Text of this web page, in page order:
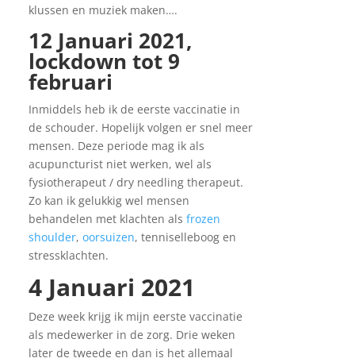
klussen en muziek maken….
12 Januari 2021,
lockdown tot 9
februari
Inmiddels heb ik de eerste vaccinatie in
de schouder. Hopelijk volgen er snel meer
mensen. Deze periode mag ik als
acupuncturist niet werken, wel als
fysiotherapeut / dry needling therapeut.
Zo kan ik gelukkig wel mensen
behandelen met klachten als frozen
shoulder, oorsuizen, tenniselleboog en
stressklachten.
4 Januari 2021
Deze week krijg ik mijn eerste vaccinatie
als medewerker in de zorg. Drie weken
later de tweede en dan is het allemaal